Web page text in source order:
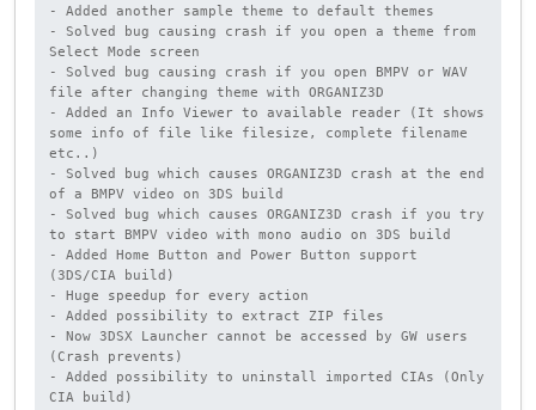
- Added another sample theme to default themes
- Solved bug causing crash if you open a theme from
Select Mode screen
- Solved bug causing crash if you open BMPV or WAV
file after changing theme with ORGANIZ3D
- Added an Info Viewer to available reader (It shows
some info of file like filesize, complete filename
etc..)
- Solved bug which causes ORGANIZ3D crash at the end
of a BMPV video on 3DS build
- Solved bug which causes ORGANIZ3D crash if you try
to start BMPV video with mono audio on 3DS build
- Added Home Button and Power Button support
(3DS/CIA build)
- Huge speedup for every action
- Added possibility to extract ZIP files
- Now 3DSX Launcher cannot be accessed by GW users
(Crash prevents)
- Added possibility to uninstall imported CIAs (Only
CIA build)